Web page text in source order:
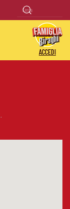
ACCEDI
.